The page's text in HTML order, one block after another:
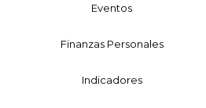
Eventos
Finanzas Personales
Indicadores